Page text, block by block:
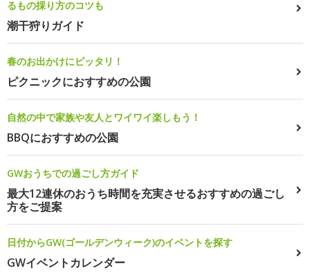
るもの採り方のコツも
潮干狩りガイド
春のお出かけにピッタリ！
ピクニックにおすすめの公園
自然の中で家族や友人とワイワイ楽しもう！
BBQにおすすめの公園
GWおうちでの過ごし方ガイド
最大12連休のおうち時間を充実させるおすすめの過ごし
方をご提案
日付からGW(ゴールデンウィーク)のイベントを探す
GWイベントカレンダー